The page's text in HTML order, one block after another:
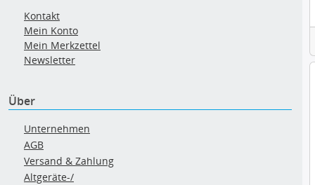
Kontakt
Mein Konto
Mein Merkzettel
Newsletter
Über
Unternehmen
AGB
Versand & Zahlung
Altgeräte-/